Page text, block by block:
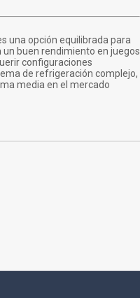
una opción equilibrada para
un buen rendimiento en juegos
configuraciones
de refrigeración complejo,
media en el mercado